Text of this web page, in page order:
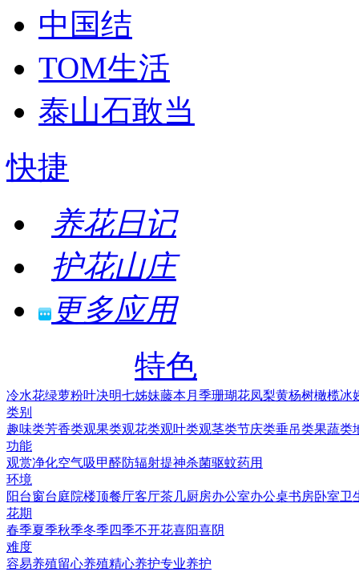
中国结
TOM生活
泰山石敢当
快捷
养花日记
护花山庄
更多应用
特色
冷水花绿萝粉叶决明七姊妹藤本月季珊瑚花凤梨黄杨树橄榄冰
类别
趣味类芳香类观果类观花类观叶类观茎类节庆类垂吊类果蔬类
功能
观赏净化空气吸甲醛防辐射提神杀菌驱蚊药用
环境
阳台窗台庭院楼顶餐厅客厅茶几厨房办公室办公桌书房卧室卫
花期
春季夏季秋季冬季四季不开花喜阳喜阴
难度
容易养殖留心养殖精心养护专业养护